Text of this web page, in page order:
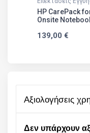
HP CarePack
Onsite
139,00 €
αξιολογήσεις
Δεν υπάρχουν